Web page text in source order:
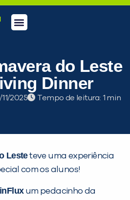
do Leste
Dinner
2025 Tempo de leitura:
Lesteteve uma experiência
com os alunos!
inFluxum pedacinho da